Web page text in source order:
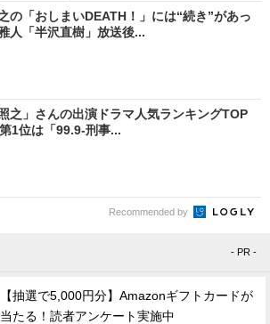
の「おしまいDEATH！」には“続き”があっ
人「半沢直樹」放送後...
照之」さんの出演ドラマ人気ランキングTOP
1位は「99.9‐刑事...
Recommended by
- PR -
【抽選で5,000円分】Amazonギフトカードが
当たる！読者アンケート実施中